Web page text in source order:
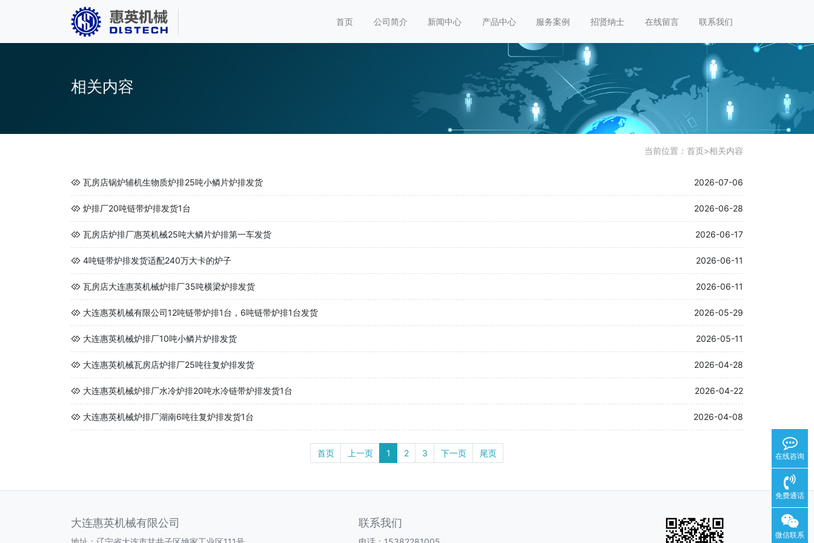
首页 公司简介 新闻中心 产品中心 服务案例 招贤纳士 在线留言 联系我们
相关内容
当前位置： 首页>相关内容
瓦房店锅炉辅机生物质炉排25吨小鳞片炉排发货 2026-07-06
炉排厂20吨链带炉排发货1台 2026-06-28
瓦房店炉排厂惠英机械25吨大鳞片炉排第一车发货 2026-06-17
4吨链带炉排发货适配240万大卡的炉子 2026-06-11
瓦房店大连惠英机械炉排厂35吨横梁炉排发货 2026-06-11
大连惠英机械有限公司12吨链带炉排1台，6吨链带炉排1台发货 2026-05-29
大连惠英机械炉排厂10吨小鳞片炉排发货 2026-05-11
大连惠英机械瓦房店炉排厂25吨往复炉排发货 2026-04-28
大连惠英机械炉排厂水冷炉排20吨水冷链带炉排发货1台 2026-04-22
大连惠英机械炉排厂湖南6吨往复炉排发货1台 2026-04-08
首页 上一页 1 2 3 下一页 尾页
大连惠英机械有限公司 联系我们
在线咨询
免费通话
微信联系